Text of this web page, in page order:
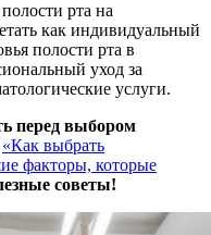
рта на
как индивидуальный
полости рта в
уход за
услуги.
перед выбором
«Как выбрать
факторы, которые
советы!